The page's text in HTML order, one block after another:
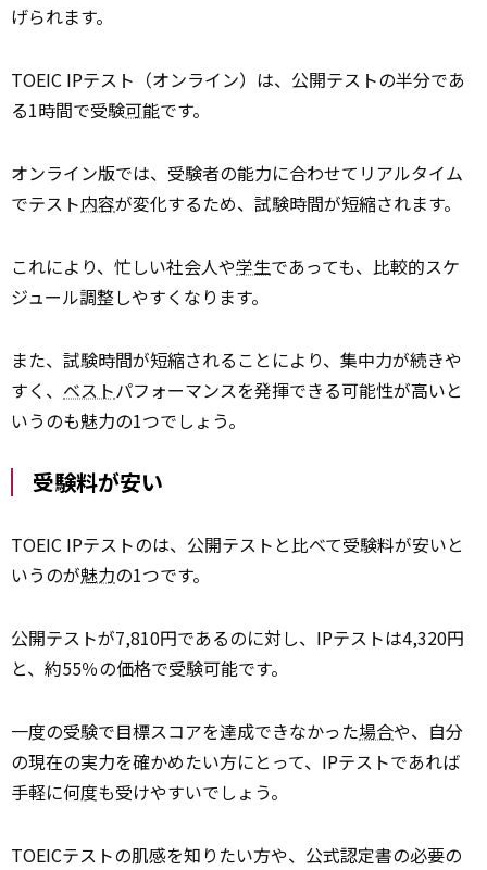
げられます。
TOEIC IPテスト（オンライン）は、公開テストの半分であ
る1時間で受験可能です。
オンライン版では、受験者の能力に合わせてリアルタイム
でテスト内容が変化するため、試験時間が短縮されます。
これにより、忙しい社会人や学生であっても、比較的スケ
ジュール調整しやすくなります。
また、試験時間が短縮されることにより、集中力が続きや
すく、 ベストパフォーマンスを発揮できる可能性が高いと
いうのも魅力の1つでしょう。
受験料が安い
TOEIC IPテストのは、公開テストと比べて受験料が安いと
いうのが魅力の1つです。
公開テストが7,810円であるのに対し、IPテストは4,320円
と、約55％の価格で受験可能です。
一度の受験で目標スコアを達成できなかった場合や、自分
の現在の実力を確かめたい方にとって、IPテストであれば
手軽に何度も受けやすいでしょう。
TOEICテストの肌感を知りたい方や、公式認定書の必要の